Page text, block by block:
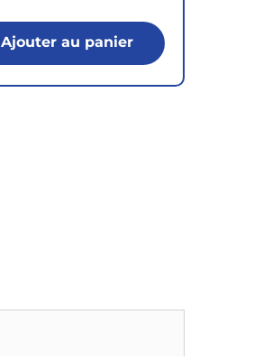
Ajouter au panier